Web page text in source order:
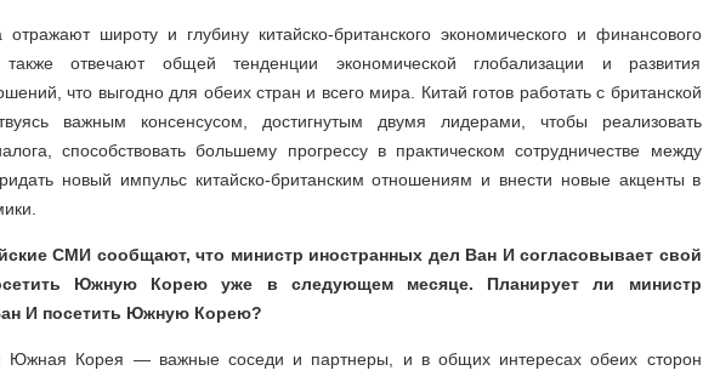
отражают широту и глубину китайско-британского экономического и финансового
также отвечают общей тенденции экономической глобализации и развития
что выгодно для обеих стран и всего мира. Китай готов работать с британской
важным консенсусом, достигнутым двумя лидерами, чтобы реализовать
способствовать большему прогрессу в практическом сотрудничестве между
новый импульс китайско-британским отношениям и внести новые акценты в
СМИ сообщают, что министр иностранных дел Ван И согласовывает свой
Южную Корею уже в следующем месяце. Планирует ли министр
И посетить Южную Корею?
Южная Корея — важные соседи и партнеры, и в общих интересах обеих сторон